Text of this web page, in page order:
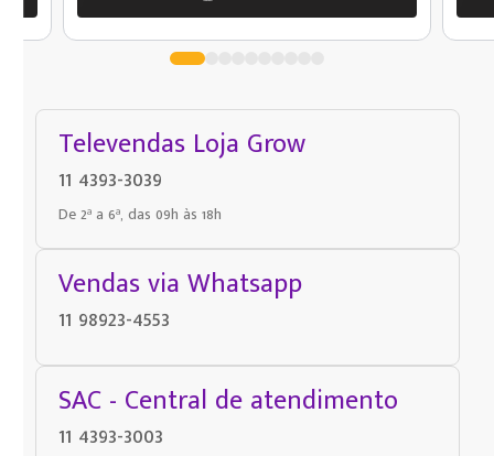
Televendas Loja Grow
11 4393-3039
De 2ª a 6ª, das 09h às 18h
Vendas via Whatsapp
11 98923-4553
SAC - Central de atendimento
11 4393-3003